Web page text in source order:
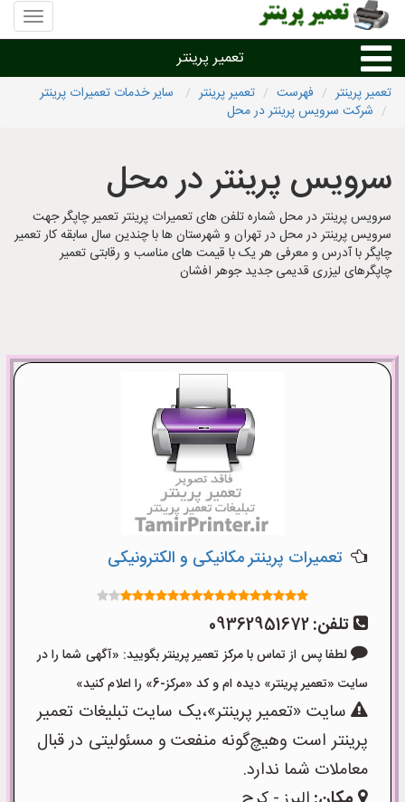
منوی
سایت
پرینتر
تعمیر پرینتر
تعمیر براساس نوع پرینتر
تعمیر پرینتر براساس برند
تعمیر پرینتر در شهرها
تعمیر پرینتر فهرست تعمیر پرینتر
سایر خدمات تعمیرات پرینتر
شرکت سرویس پرینتر در محل
سرویس پرینتر در محل
سرویس پرینتر در محل شماره تلفن های تعمیرات پرینتر تعمیر چاپگر جهت
سرویس پرینتر در محل در تهران و شهرستان ها با چندین سال سابقه کار تعمیر
چاپگر با آدرس و معرفی هر یک با قیمت های مناسب و رقابتی تعمیر
چاپگرهای لیزری قدیمی جدید جوهر افشان
تعمیرات پرینتر مکانیکی و الکترونیکی
تلفن:09362951672
لطفا پس از تماس با مرکز تعمیر پرینتر بگویید: «آگهی شما را در
سایت «تعمیر پرینتر» دیده ام و کد «مرکز-6» را اعلام کنید»
سایت «تعمیر پرینتر»،یک سایت تبلیغات تعمیر
پرینتر است وهیچ‌گونه منفعت و مسئولیتی در قبال
معاملات شما ندارد.